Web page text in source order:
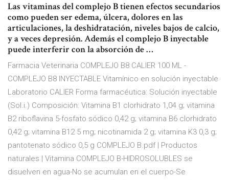
Las vitaminas del complejo B tienen efectos secundarios
como pueden ser edema, úlcera, dolores en las
articulaciones, la deshidratación, niveles bajos de calcio,
y a veces depresión. Además el complejo B inyectable
puede interferir con la absorción de …
Farmacia Veterinaria COMPLEJO B8 CALIER 100 ML -
COMPLEJO B8 INYECTABLE Vitamínico en solución inyectable
Laboratorio CALIER Forma farmacéutica: Solución inyectable
(Sol.i.) Composición: Vitamina B1 clorhidrato 1,04 g; vitamina
B2 riboflavina 5-fosfato sódico 0,42 g; vitamina B6 clorhidrato
0,42 g; vitamina B12 5 mg; nicotinamida 2 g; vitamina K3 0,3 g;
pantotenato sódico 0,5 g COMPLEJO B.pdf | Productos
naturales | Vitamina COMPLEJO B-HIDROSOLUBLES se
disuelven en agua-No se acumulan en el cuerpo-Se